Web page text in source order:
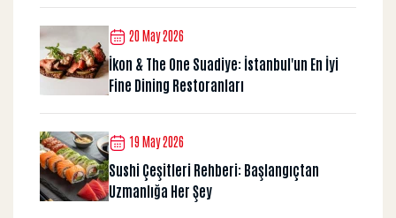
20 May 2026
İkon & The One Suadiye: İstanbul'un En İyi
Fine Dining Restoranları
19 May 2026
Sushi Çeşitleri Rehberi: Başlangıçtan
Uzmanlığa Her Şey